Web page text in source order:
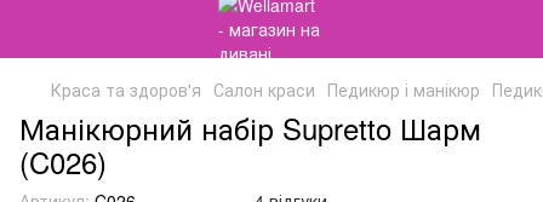
Краса та здоров'я Салон краси Педикюр і манікюр
Манікюрний набір Supretto Шарм
(C026)